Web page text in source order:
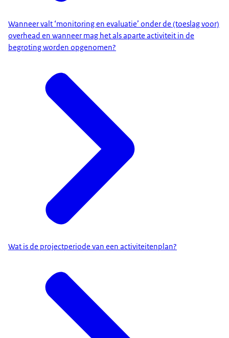
Wanneer valt ‘monitoring en evaluatie’ onder de (toeslag voor)
overhead en wanneer mag het als aparte activiteit in de
begroting worden opgenomen?
Wat is de projectperiode van een activiteitenplan?